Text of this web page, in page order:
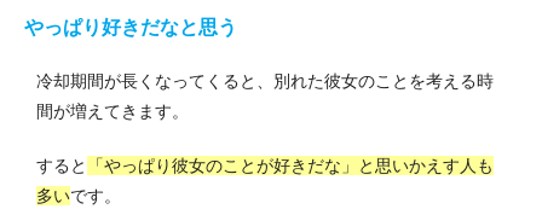
やっぱり好きだなと思う
冷却期間が長くなってくると、別れた彼女のことを考える時
間が増えてきます。
すると
「やっぱり彼女のことが好きだな」と思いかえす人も
多いです。